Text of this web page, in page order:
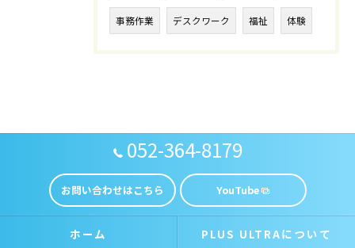
事務作業 デスクワーク 福祉 体験
052-364-8179
お問い合わせはこちら YouTube
ホーム PLUS ULTRAについて